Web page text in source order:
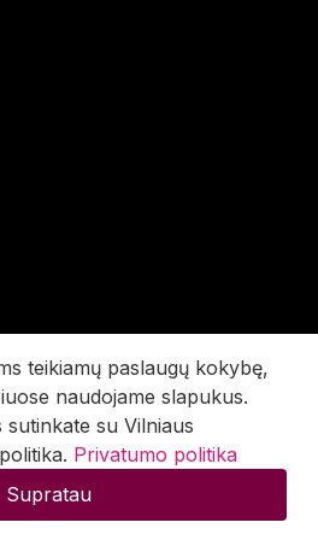
teikiamų paslaugų kokybę,
naudojame slapukus.
sutinkate su Vilniaus
Privatumo politika
Supratau